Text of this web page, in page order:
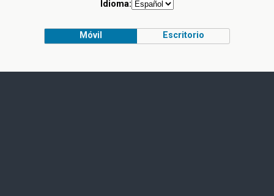
Idioma:
Móvil Escritorio